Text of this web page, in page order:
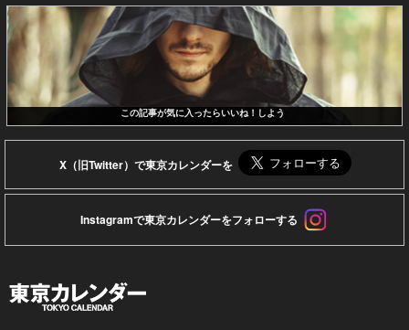
この記事が気に入ったらいいね！しよう
X（旧Twitter）で東京カレンダーを
Instagramで東京カレンダーをフォローする